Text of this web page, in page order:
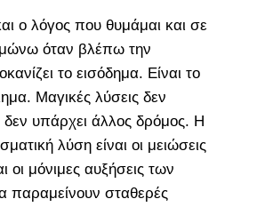
ο λόγος που θυμάμαι και σε
όταν βλέπω την
το εισόδημα. Είναι το
Μαγικές λύσεις δεν
υπάρχει άλλος δρόμος. Η
λύση είναι οι μειώσεις
μόνιμες αυξήσεις των
σταθερές